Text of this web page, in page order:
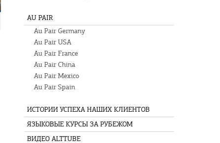
AU PAIR
Au Pair Germany
Au Pair USA
Au Pair France
Au Pair China
Au Pair Mexico
Au Pair Spain
ИСТОРИИ УСПЕХА НАШИХ КЛИЕНТОВ
ЯЗЫКОВЫЕ КУРСЫ ЗА РУБЕЖОМ
ВИДЕО ALTTUBE